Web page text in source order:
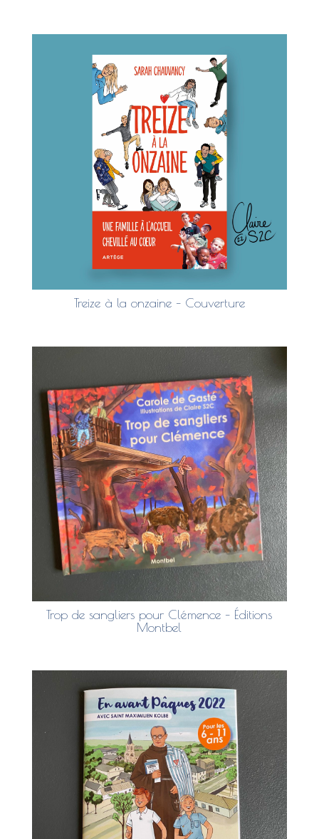
Treize à la onzaine – Couverture
Trop de sangliers pour Clémence – Éditions
Montbel